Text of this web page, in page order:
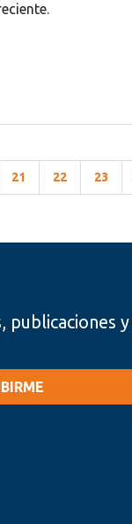
21 22 23
publicaciones